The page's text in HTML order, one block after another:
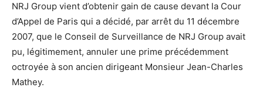
NRJ Group vient d’obtenir gain de cause devant la Cour
d’Appel de Paris qui a décidé, par arrêt du 11 décembre
2007, que le Conseil de Surveillance de NRJ Group avait
pu, légitimement, annuler une prime précédemment
octroyée à son ancien dirigeant Monsieur Jean-Charles
Mathey.